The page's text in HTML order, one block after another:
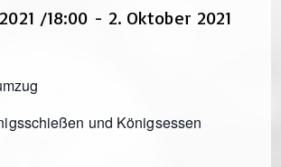
/18:00 - 2. Oktober 2021
und Königsessen